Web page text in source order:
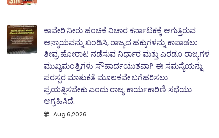
ಕಾವೇರಿ ನೀರು ಹಂಚಿಕೆ ವಿಚಾರ ಕರ್ನಾಟಕಕ್ಕೆ ಆಗುತ್ತಿರುವ
ಅನ್ಯಾಯವನ್ನು ಖಂಡಿಸಿ, ರಾಜ್ಯದ ಹಕ್ಕುಗಳನ್ನು ಕಾಪಾಡಲು
ತೀವ್ರ ಹೋರಾಟ ನಡೆಸುವ ನಿರ್ಧಾರ ಮತ್ತು ಎರಡೂ ರಾಜ್ಯಗಳ
ಮುಖ್ಯಮಂತ್ರಿಗಳು ಸೌಹಾರ್ದಯುತವಾಗಿ ಈ ಸಮಸ್ಯೆಯನ್ನು
ಪರಸ್ಪರ ಮಾತುಕತೆ ಮೂಲಕವೇ ಬಗೆಹರಿಸಲು
ಪ್ರಯತ್ನಿಸಬೇಕು ಎಂದು ರಾಜ್ಯ ಕಾರ್ಯಕಾರಿಣಿ ಸಭೆಯು
ಆಗ್ರಹಿಸಿದೆ.
Aug 6,2026